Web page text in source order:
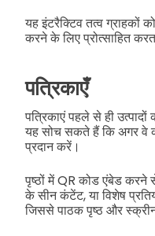
यह इंटरैक्टिव तत्व ग्राहकों
करने के लिए प्रोत्साहित
पत्रिकाएँ
पत्रिकाएं पहले से ही
यह सोच सकते हैं कि अगर वे
प्रदान करें।
पृष्ठों में QR कोड एंबेड करने
के सीन कंटेंट, या विशेष
जिससे पाठक पृष्ठ और